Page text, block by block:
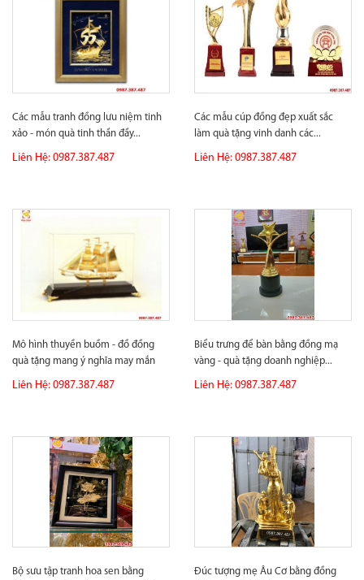
Các mẫu tranh đồng lưu niệm tinh
xảo - món quà tinh thần đầy...
Liên Hệ: 0987.387.487
Các mẫu cúp đồng đẹp xuất sắc
làm quà tặng vinh danh các...
Liên Hệ: 0987.387.487
Mô hình thuyền buồm - đồ đồng
quà tặng mang ý nghĩa may mắn
Liên Hệ: 0987.387.487
Biểu trưng để bàn bằng đồng mạ
vàng - quà tặng doanh nghiệp...
Liên Hệ: 0987.387.487
Bộ sưu tập tranh hoa sen bằng
Đúc tượng mẹ Âu Cơ bằng đồng